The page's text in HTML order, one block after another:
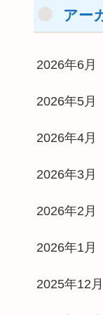
アー
2026年6月
2026年5月
2026年4月
2026年3月
2026年2月
2026年1月
2025年12月